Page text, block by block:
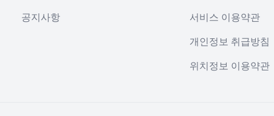
공지사항
서비스 이용약관
개인정보 취급방침
위치정보 이용약관